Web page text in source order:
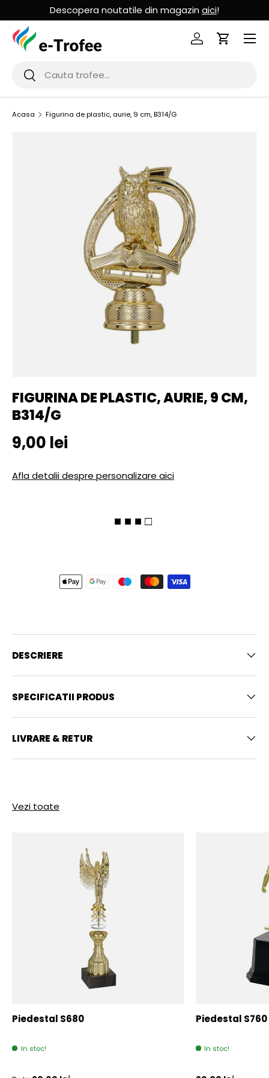
MERGI LA CONTINUT
Descopera noutatile din magazin aici!
Cauta
Cauta
Logheaza-te
Cos de
Acasa Figurina de plastic, aurie, 9 cm, B314/G
FIGURINA DE PLASTIC, AURIE, 9 CM,
B314/G
Pret initial
9,00 lei
Afla detalii despre personalizare aici
■ ■ ■ □
DESCRIERE
SPECIFICATII PRODUS
LIVRARE & RETUR
Vezi toate
Piedestal S680
In stoc!
Piedestal S760
In stoc!